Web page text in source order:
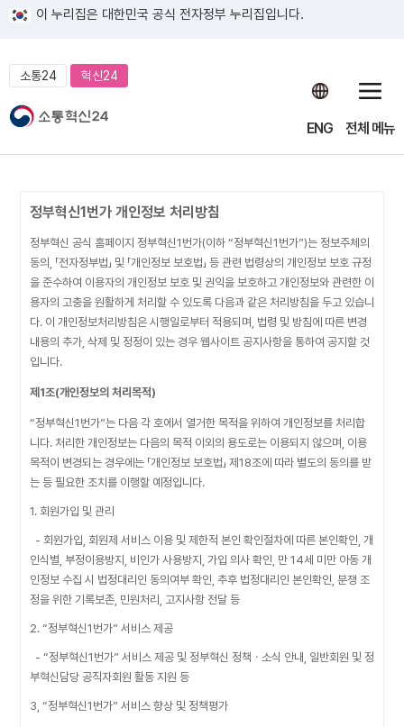
이 누리집은 대한민국 공식 전자정부 누리집입니다.
소통24 혁신24
ENG 전체 메뉴
정부혁신1번가 개인정보 처리방침
정부혁신 공식 홈페이지 정부혁신1번가(이하 “정부혁신1번가”)는 정보주체의
동의, 「전자정부법」 및 「개인정보 보호법」 등 관련 법령상의 개인정보 보호 규정
을 준수하여 이용자의 개인정보 보호 및 권익을 보호하고 개인정보와 관련한 이
용자의 고충을 원활하게 처리할 수 있도록 다음과 같은 처리방침을 두고 있습니
다. 이 개인정보처리방침은 시행일로부터 적용되며, 법령 및 방침에 따른 변경
내용의 추가, 삭제 및 정정이 있는 경우 웹사이트 공지사항을 통하여 공지할 것
입니다.
제1조(개인정보의 처리목적)
“정부혁신1번가”는 다음 각 호에서 열거한 목적을 위하여 개인정보를 처리합
니다. 처리한 개인정보는 다음의 목적 이외의 용도로는 이용되지 않으며, 이용
목적이 변경되는 경우에는 「개인정보 보호법」 제18조에 따라 별도의 동의를 받
는 등 필요한 조치를 이행할 예정입니다.
1. 회원가입 및 관리
- 회원가입, 회원제 서비스 이용 및 제한적 본인 확인절차에 따른 본인확인, 개
인식별, 부정이용방지, 비인가 사용방지, 가입 의사 확인, 만 14세 미만 아동 개
인정보 수집 시 법정대리인 동의여부 확인, 추후 법정대리인 본인확인, 분쟁 조
정을 위한 기록보존, 민원처리, 고지사항 전달 등
2. “정부혁신1번가” 서비스 제공
- “정부혁신1번가” 서비스 제공 및 정부혁신 정책ㆍ소식 안내, 일반회원 및 정
부혁신담당 공직자회원 활동 지원 등
3, “정부혁신1번가” 서비스 향상 및 정책평가